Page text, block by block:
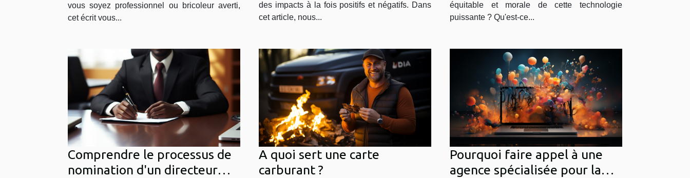
vous soyez professionnel ou bricoleur averti,
cet écrit vous...
des impacts à la fois positifs et négatifs. Dans
cet article, nous...
équitable et morale de cette technologie
puissante ? Qu'est-ce...
Comprendre le processus de
nomination d'un directeur
A quoi sert une carte
carburant ?
Pourquoi faire appel à une
agence spécialisée pour la